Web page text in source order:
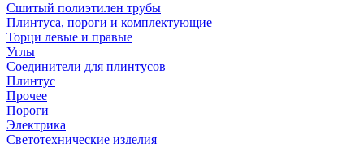
Сшитый полиэтилен трубы
Плинтуса, пороги и комплектующие
Торци левые и правые
Углы
Соединители для плинтусов
Плинтус
Прочее
Пороги
Электрика
Светотехнические изделия